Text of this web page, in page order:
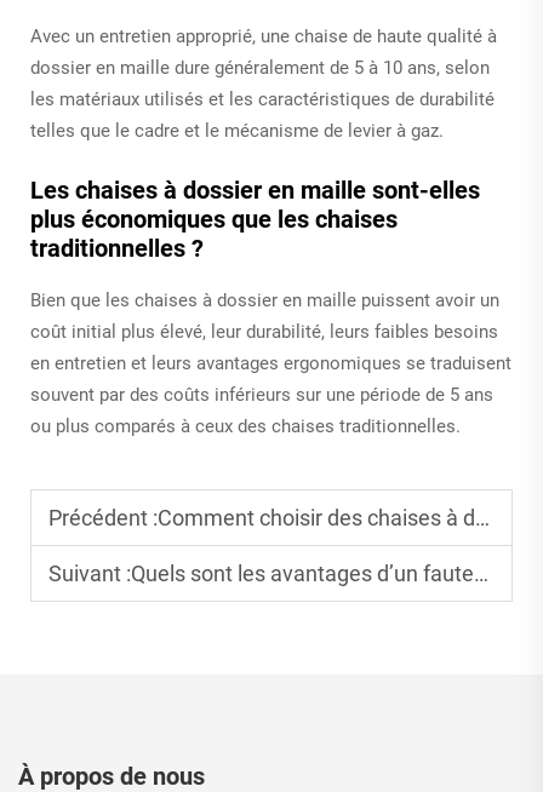
Avec un entretien approprié, une chaise de haute qualité à
dossier en maille dure généralement de 5 à 10 ans, selon
les matériaux utilisés et les caractéristiques de durabilité
telles que le cadre et le mécanisme de levier à gaz.
Les chaises à dossier en maille sont-elles
plus économiques que les chaises
traditionnelles ?
Bien que les chaises à dossier en maille puissent avoir un
coût initial plus élevé, leur durabilité, leurs faibles besoins
en entretien et leurs avantages ergonomiques se traduisent
souvent par des coûts inférieurs sur une période de 5 ans
ou plus comparés à ceux des chaises traditionnelles.
Précédent :Comment choisir des chaises à dossier en maille pour une utilisation de bureau à long terme ?
Suivant :Quels sont les avantages d’un fauteuil à dossier en maille dans un bureau estival ?
À propos de nous